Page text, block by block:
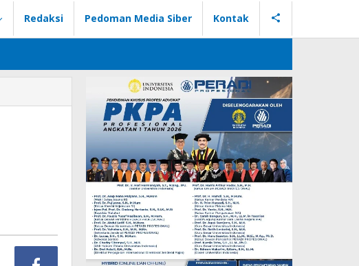
Redaksi Pedoman Media Siber Kontak